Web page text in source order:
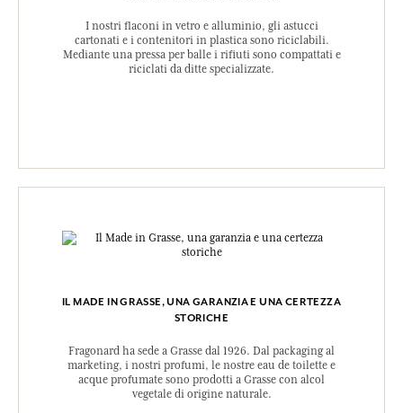
I nostri flaconi in vetro e alluminio, gli astucci
cartonati e i contenitori in plastica sono riciclabili.
Mediante una pressa per balle i rifiuti sono compattati e
riciclati da ditte specializzate.
IL MADE IN GRASSE, UNA GARANZIA E UNA CERTEZZA
STORICHE
Fragonard ha sede a Grasse dal 1926. Dal packaging al
marketing, i nostri profumi, le nostre eau de toilette e
acque profumate sono prodotti a Grasse con alcol
vegetale di origine naturale.